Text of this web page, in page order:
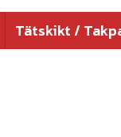
Tätskikt /